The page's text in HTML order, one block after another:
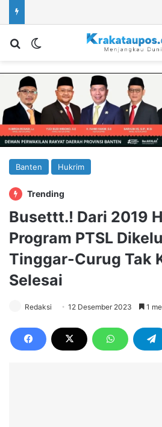
Cari berita...Switch skin
Banten Hukrim
Trending
Busettt.! Dari 2019
Program PTSL
Tinggar-Curug Tak
Selesai
Redaksi 12 Desember 2023 1